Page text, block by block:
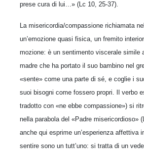
prese cura di lui…» (Lc 10, 25-37).
La misericordia/compassione richiamata
un’emozione quasi fisica, un fremito
mozione: è un sentimento viscerale simile
madre che ha portato il suo bambino nel
«sente» come una parte di sé, e coglie i
suoi bisogni come fossero propri. Il verbo
tradotto con «ne ebbe compassione») si
nella parabola del «Padre misericordioso»
anche qui esprime un’esperienza affettiva
sentire sono un tutt’uno: si tratta di un